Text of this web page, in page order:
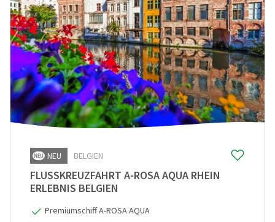
NEU BELGIEN
FLUSSKREUZFAHRT A-ROSA AQUA RHEIN
ERLEBNIS BELGIEN
Premiumschiff A-ROSA AQUA